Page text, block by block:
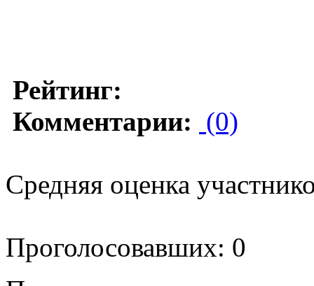
Рейтинг:
Комментарии: (0)
Средняя оценка
Проголосовавших: 0